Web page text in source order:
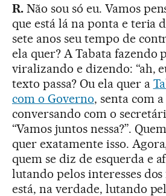
R. Não sou só eu. Vamos
que está lá na ponta e teria
sete anos seu tempo de
ela quer? A Tabata fazendo
viralizando e dizendo: “ah,
texto passa? Ou ela quer a
com o Governo, senta com
conversando com o
“Vamos juntos nessa?”.
quer exatamente isso.
quem se diz de esquerda e
lutando pelos interesses
está, na verdade, lutando